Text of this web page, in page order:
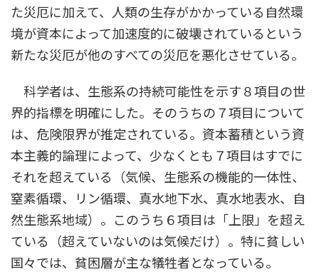
た災厄に加えて、人類の生存がかかっている自然環
境が資本によって加速度的に破壊されているという
新たな災厄が他のすべての災厄を悪化させている。
科学者は、生態系の持続可能性を示す８項目の世
界的指標を明確にした。そのうちの７項目について
は、危険限界が推定されている。資本蓄積という資
本主義的論理によって、少なくとも７項目はすでに
それを超えている（気候、生態系の機能的一体性、
窒素循環、リン循環、真水地下水、真水地表水、自
然生態系地域）。このうち６項目は「上限」を超え
ている（超えていないのは気候だけ）。特に貧しい
国々では、貧困層が主な犠牲者となっている。